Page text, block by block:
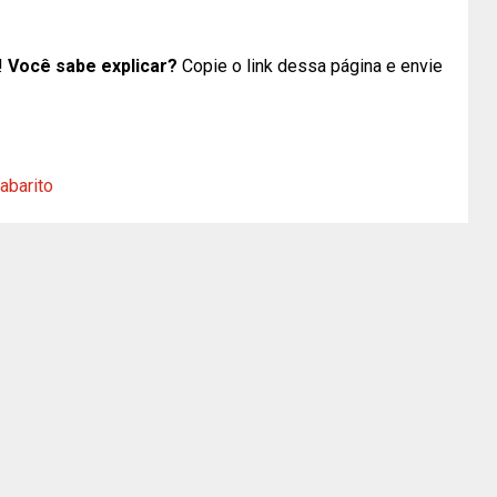
Você sabe explicar? Copie o link dessa página e envie